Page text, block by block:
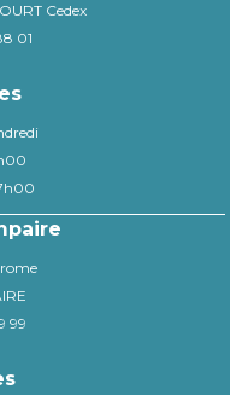
Cedex
01
99